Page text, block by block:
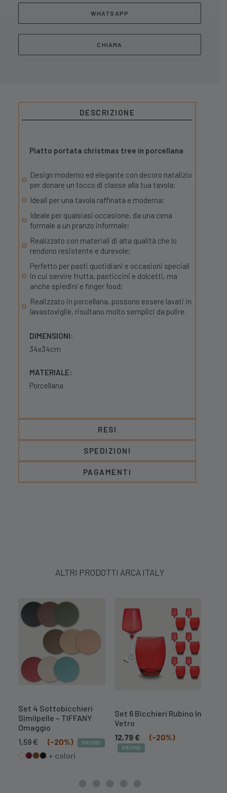
WHATSAPP
CHIAMA
DESCRIZIONE
Piatto portata christmas tree in porcellana
Design moderno ed elegante con decoro natalizio
per donare un tocco di classe alla tua tavola;
Ideali per una tavola raffinata e moderna;
Ideale per qualsiasi occasione, da una cena
formale a un pranzo informale;
Realizzato con materiali di alta qualità che lo
rendono resistente e durevole;
Perfetto per pasti quotidiani e occasioni speciali
in cui servire frutta, pasticcini e dolcetti, ma
anche spiedini e finger food;
Realizzato in porcellana, possono essere lavati in
lavastoviglie, risultano molto semplici da pulire.
DIMENSIONI:
34x34cm
MATERIALE:
Porcellana
RESI
SPEDIZIONI
PAGAMENTI
ALTRI PRODOTTI ARCA ITALY
Set 4 Sottobicchieri
Similpelle – TIFFANY
Omaggio
Il
prezzo
originale
1,59€
prezzo
attuale
(-20%) PROMO
+ colori
Set 6 Bicchieri Rubino In
Vetro
12,79 € (-20%)
PROMO